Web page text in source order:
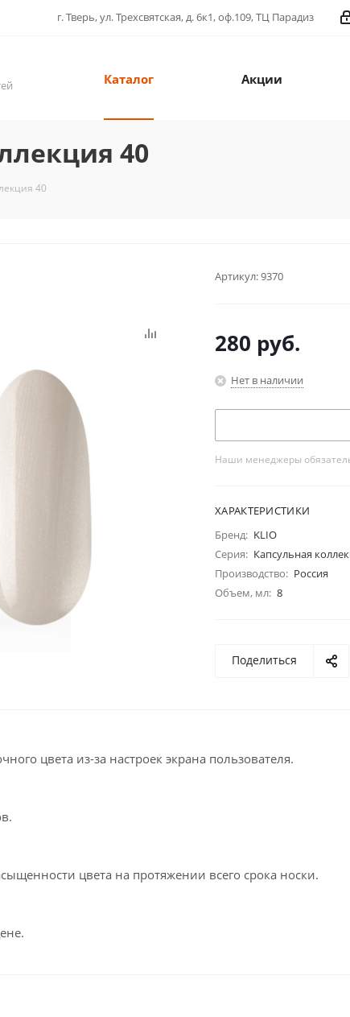
г. Тверь, ул. Трехсвятская, д. 6к1, оф.109, ТЦ Парадиз
Каталог Акции
40
40
Артикул:9370
280 руб.
Нет в наличии
Наши менеджеры
ХАРАКТЕРИСТИКИ
Бренд: KLIO
Серия: Капсульная
Производство: Россия
Объем, мл: 8
Поделиться
цвета из-за настроек экрана пользователя.
цвета на протяжении всего срока носки.